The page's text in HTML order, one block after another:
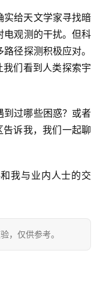
实给天文学家寻找暗
电观测的干扰。但科
径探测积极应对。
我们看到人类探索宇
到过哪些困惑？或者
告诉我，我们一起聊
我与业内人士的交
，仅供参考。